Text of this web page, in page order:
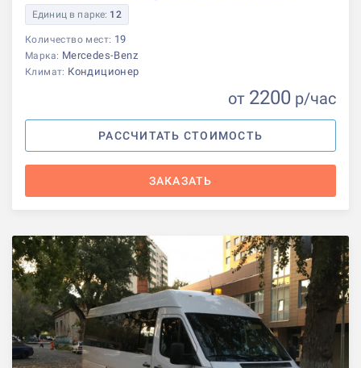
Единиц в парке: 12
Количество мест: 19
Марка: Mercedes-Benz
Климат: Кондиционер
от 2200 р/час
РАССЧИТАТЬ СТОИМОСТЬ
ЗАКАЗАТЬ